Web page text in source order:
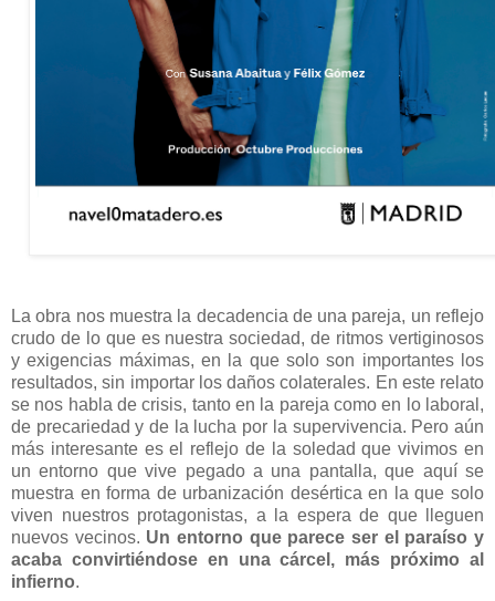
La obra nos muestra la decadencia de una pareja, un reflejo
crudo de lo que es nuestra sociedad, de ritmos vertiginosos
y exigencias máximas, en la que solo son importantes los
resultados, sin importar los daños colaterales. En este relato
se nos habla de crisis, tanto en la pareja como en lo laboral,
de precariedad y de la lucha por la supervivencia. Pero aún
más interesante es el reflejo de la soledad que vivimos en
un entorno que vive pegado a una pantalla, que aquí se
muestra en forma de urbanización desértica en la que solo
viven nuestros protagonistas, a la espera de que lleguen
nuevos vecinos. Un entorno que parece ser el paraíso y
acaba convirtiéndose en una cárcel, más próximo al
infierno.